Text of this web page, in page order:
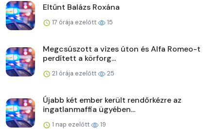
Eltűnt Balázs Roxána
17 órája ezelőtt 15
Megcsúszott a vizes úton és Alfa Romeo-t
perdített a körforg...
21 órája ezelőtt 25
Újabb két ember került rendőrkézre az
ingatlanmaffia ügyében...
1 nap ezelőtt 19